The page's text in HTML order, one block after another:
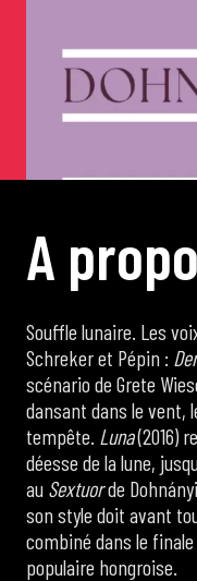
Concerts
Scolaires
Piano Solo
La salle
Les
A propo
Souffle lunaire. Les
Schreker et Pépin :
scénario de Grete
dansant dans le vent,
tempête. Luna(2016)
déesse de la lune,
au Sextuorde
son style doit avant
combiné dans le finale
populaire hongroise.